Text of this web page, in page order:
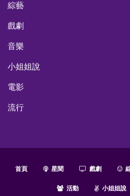
綜藝
戲劇
音樂
小姐姐說
電影
流行
首頁 星聞 戲劇
活動 小姐姐說